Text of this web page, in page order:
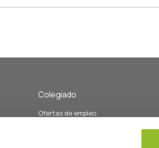
Colegiado
Ofertas de empleo